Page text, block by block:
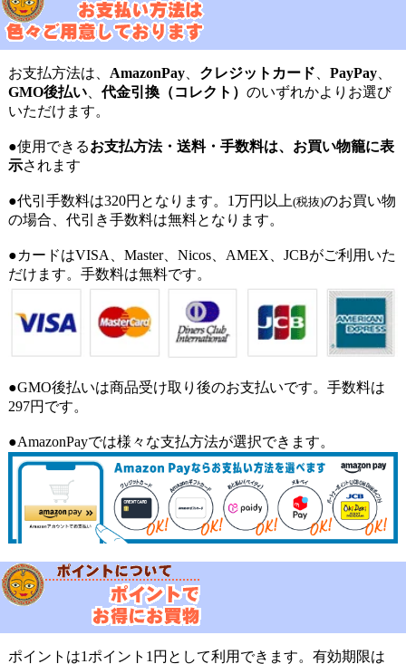
お支払方法は、 AmazonPay、 クレジットカード、 PayPay、
GMO後払い、代金引換（コレクト） のいずれかよりお選び
いただけます。
●使用できるお支払方法・送料・手数料は、お買い物籠に表
示されます
●代引手数料は320円となります。1万円以上(税抜)のお買い物
の場合、代引き手数料は無料となります。
●カードはVISA、Master、Nicos、AMEX、JCBがご利用いた
だけます。手数料は無料です。
●GMO後払いは商品受け取り後のお支払いです。手数料は
297円です。
●AmazonPayでは様々な支払方法が選択できます。
ポイントは1ポイント1円として利用できます。有効期限は